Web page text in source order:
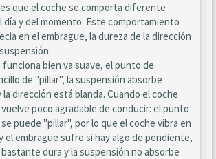
que el coche se comporta diferente
y del momento. Este comportamiento
en el embrague, la dureza de la dirección
funciona bien va suave, el punto de
de "pillar", la suspensión absorbe
dirección está blanda. Cuando el coche
poco agradable de conducir: el punto
puede "pillar", por lo que el coche vibra en
el embrague sufre si hay algo de pendiente,
dura y la suspensión no absorbe